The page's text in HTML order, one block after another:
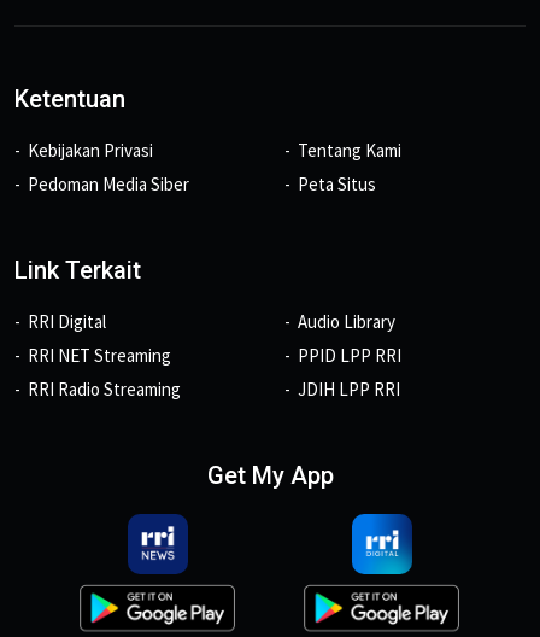
Ketentuan
Kebijakan Privasi
Pedoman Media Siber
Tentang Kami
Peta Situs
Link Terkait
RRI Digital
RRI NET Streaming
RRI Radio Streaming
Audio Library
PPID LPP RRI
JDIH LPP RRI
Get My App